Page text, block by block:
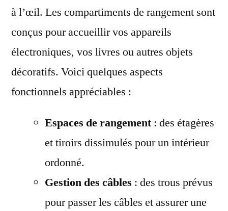
à l’œil. Les compartiments de rangement sont
conçus pour accueillir vos appareils
électroniques, vos livres ou autres objets
décoratifs. Voici quelques aspects
fonctionnels appréciables :
Espaces de rangement: des étagères
et tiroirs dissimulés pour un intérieur
ordonné.
Gestion des câbles : des trous prévus
pour passer les câbles et assurer une